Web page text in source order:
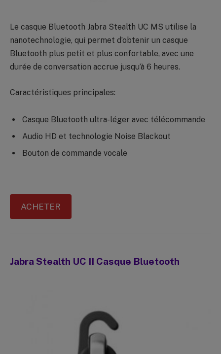
Le casque Bluetooth Jabra Stealth UC MS utilise la
nanotechnologie, qui permet d’obtenir un casque
Bluetooth plus petit et plus confortable, avec une
durée de conversation accrue jusqu’à 6 heures.
Caractéristiques principales:
Casque Bluetooth ultra-léger avec télécommande
Audio HD et technologie Noise Blackout
Bouton de commande vocale
ACHETER
Jabra Stealth UC II Casque Bluetooth